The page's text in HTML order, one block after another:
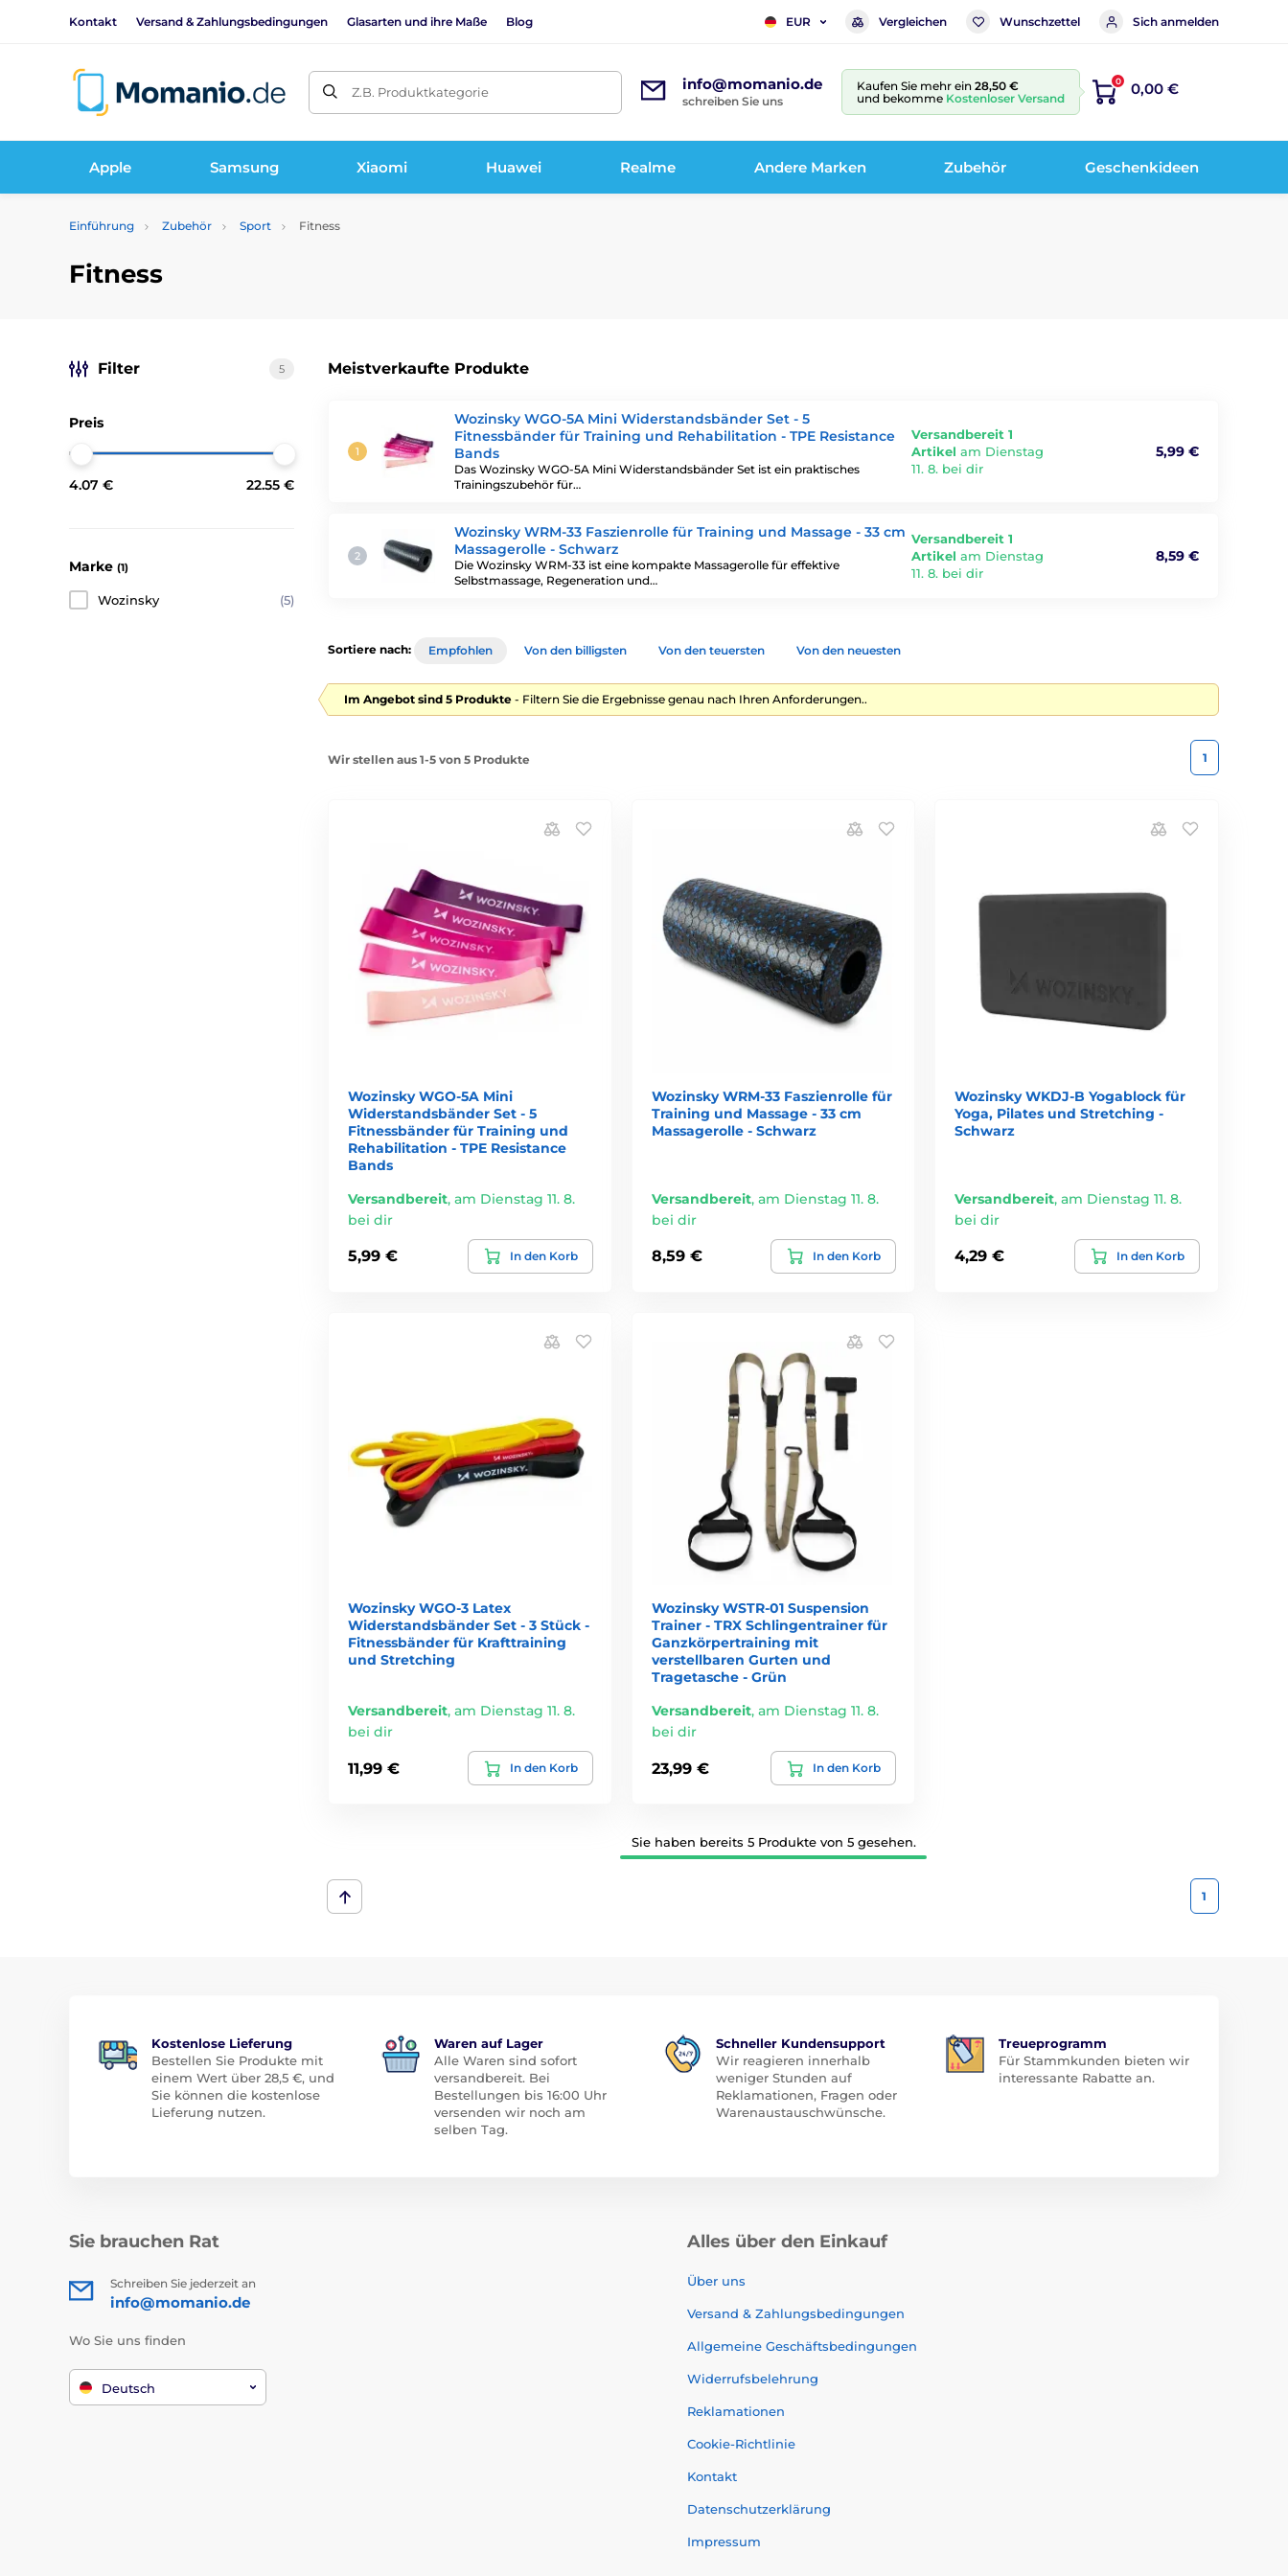
Kontakt Versand & Zahlungsbedingungen Glasarten und ihre Maße Blog EUR Vergleichen Wunschzettel Sich anmelden
Z.B. Produktkategorie info@momanio.de
schreiben Sie uns
Kaufen Sie mehr ein 28,50 €
und bekomme Kostenloser Versand
0 0,00 €
Apple Samsung Xiaomi Huawei Realme Andere Marken Zubehör Geschenkideen
Einführung Zubehör Sport Fitness
Fitness
Meistverkaufte Produkte
Wozinsky WGO-5A Mini Widerstandsbänder Set - 5
Fitnessbänder für Training und Rehabilitation - TPE Resistance
Bands
Das Wozinsky WGO-5A Mini Widerstandsbänder Set ist ein praktisches
Trainingszubehör für…
Versandbereit 1
Artikel am Dienstag
11. 8. bei dir
5,99 €
Wozinsky WRM-33 Faszienrolle für Training und Massage - 33 cm
Massagerolle - Schwarz
Die Wozinsky WRM-33 ist eine kompakte Massagerolle für effektive
Selbstmassage, Regeneration und…
Versandbereit 1
Artikel am Dienstag
11. 8. bei dir
8,59 €
Filter 5
Preis
4.07 € 22.55 €
Marke (1)
Wozinsky (5)
Sortiere nach: Empfohlen Von den billigsten Von den teuersten Von den neuesten
Im Angebot sind 5 Produkte - Filtern Sie die Ergebnisse genau nach Ihren Anforderungen..
Wir stellen aus 1-5 von 5 Produkte 1
Wozinsky WGO-5A Mini
Widerstandsbänder Set - 5
Fitnessbänder für Training und
Rehabilitation - TPE Resistance
Bands
Versandbereit, am Dienstag 11. 8.
bei dir
5,99 € In den Korb
Wozinsky WRM-33 Faszienrolle für
Training und Massage - 33 cm
Massagerolle - Schwarz
Versandbereit, am Dienstag 11. 8.
bei dir
8,59 € In den Korb
Wozinsky WKDJ-B Yogablock für
Yoga, Pilates und Stretching -
Schwarz
Versandbereit,am Dienstag 11. 8.
bei dir
4,29 € In den Korb
Wozinsky WGO-3 Latex
Widerstandsbänder Set - 3 Stück -
Fitnessbänder für Krafttraining
und Stretching
Versandbereit, am Dienstag 11. 8.
bei dir
11,99 € In den Korb
Wozinsky WSTR-01 Suspension
Trainer - TRX Schlingentrainer für
Ganzkörpertraining mit
verstellbaren Gurten und
Tragetasche - Grün
Versandbereit, am Dienstag 11. 8.
bei dir
23,99 € In den Korb
Sie haben bereits 5 Produkte von 5 gesehen.
1
Kostenlose Lieferung
Bestellen Sie Produkte mit
einem Wert über 28,5 €, und
Sie können die kostenlose
Lieferung nutzen.
Waren auf Lager
Alle Waren sind sofort
versandbereit. Bei
Bestellungen bis 16:00 Uhr
versenden wir noch am
selben Tag.
Schneller Kundensupport
Wir reagieren innerhalb
weniger Stunden auf
Reklamationen, Fragen oder
Warenaustauschwünsche.
Treueprogramm
Für Stammkunden bieten wir
interessante Rabatte an.
Sie brauchen Rat
Schreiben Sie jederzeit an
info@momanio.de
Wo Sie uns finden
Deutsch
Alles über den Einkauf
Über uns
Versand & Zahlungsbedingungen
Allgemeine Geschäftsbedingungen
Widerrufsbelehrung
Reklamationen
Cookie-Richtlinie
Kontakt
Datenschutzerklärung
Impressum